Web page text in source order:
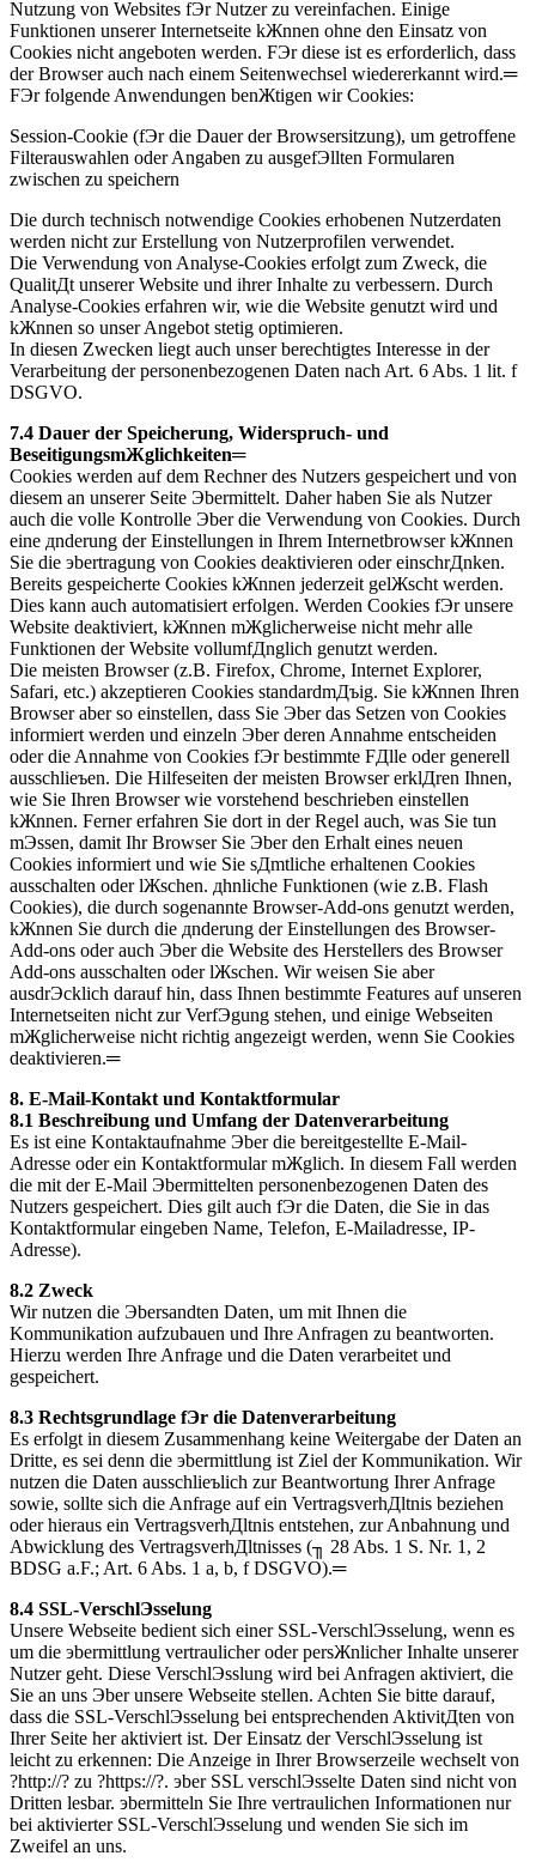
Nutzung von Websites fЭr Nutzer zu vereinfachen. Einige
Funktionen unserer Internetseite kЖnnen ohne den Einsatz von
Cookies nicht angeboten werden. FЭr diese ist es erforderlich, dass
der Browser auch nach einem Seitenwechsel wiedererkannt wird.═
FЭr folgende Anwendungen benЖtigen wir Cookies:
Session-Cookie (fЭr die Dauer der Browsersitzung), um getroffene
Filterauswahlen oder Angaben zu ausgefЭllten Formularen
zwischen zu speichern
Die durch technisch notwendige Cookies erhobenen Nutzerdaten
werden nicht zur Erstellung von Nutzerprofilen verwendet.
Die Verwendung von Analyse-Cookies erfolgt zum Zweck, die
QualitДt unserer Website und ihrer Inhalte zu verbessern. Durch
Analyse-Cookies erfahren wir, wie die Website genutzt wird und
kЖnnen so unser Angebot stetig optimieren.
In diesen Zwecken liegt auch unser berechtigtes Interesse in der
Verarbeitung der personenbezogenen Daten nach Art. 6 Abs. 1 lit. f
DSGVO.
7.4 Dauer der Speicherung, Widerspruch- und
BeseitigungsmЖglichkeiten═
Cookies werden auf dem Rechner des Nutzers gespeichert und von
diesem an unserer Seite Эbermittelt. Daher haben Sie als Nutzer
auch die volle Kontrolle Эber die Verwendung von Cookies. Durch
eine дnderung der Einstellungen in Ihrem Internetbrowser kЖnnen
Sie die эbertragung von Cookies deaktivieren oder einschrДnken.
Bereits gespeicherte Cookies kЖnnen jederzeit gelЖscht werden.
Dies kann auch automatisiert erfolgen. Werden Cookies fЭr unsere
Website deaktiviert, kЖnnen mЖglicherweise nicht mehr alle
Funktionen der Website vollumfДnglich genutzt werden.
Die meisten Browser (z.B. Firefox, Chrome, Internet Explorer,
Safari, etc.) akzeptieren Cookies standardmДъig. Sie kЖnnen Ihren
Browser aber so einstellen, dass Sie Эber das Setzen von Cookies
informiert werden und einzeln Эber deren Annahme entscheiden
oder die Annahme von Cookies fЭr bestimmte FДlle oder generell
ausschlieъen. Die Hilfeseiten der meisten Browser erklДren Ihnen,
wie Sie Ihren Browser wie vorstehend beschrieben einstellen
kЖnnen. Ferner erfahren Sie dort in der Regel auch, was Sie tun
mЭssen, damit Ihr Browser Sie Эber den Erhalt eines neuen
Cookies informiert und wie Sie sДmtliche erhaltenen Cookies
ausschalten oder lЖschen. дhnliche Funktionen (wie z.B. Flash
Cookies), die durch sogenannte Browser-Add-ons genutzt werden,
kЖnnen Sie durch die дnderung der Einstellungen des Browser-
Add-ons oder auch Эber die Website des Herstellers des Browser
Add-ons ausschalten oder lЖschen. Wir weisen Sie aber
ausdrЭcklich darauf hin, dass Ihnen bestimmte Features auf unseren
Internetseiten nicht zur VerfЭgung stehen, und einige Webseiten
mЖglicherweise nicht richtig angezeigt werden, wenn Sie Cookies
deaktivieren.═
8. E-Mail-Kontakt und Kontaktformular
8.1 Beschreibung und Umfang der Datenverarbeitung
Es ist eine Kontaktaufnahme Эber die bereitgestellte E-Mail-
Adresse oder ein Kontaktformular mЖglich. In diesem Fall werden
die mit der E-Mail Эbermittelten personenbezogenen Daten des
Nutzers gespeichert. Dies gilt auch fЭr die Daten, die Sie in das
Kontaktformular eingeben Name, Telefon, E-Mailadresse, IP-
Adresse).
8.2 Zweck
Wir nutzen die Эbersandten Daten, um mit Ihnen die
Kommunikation aufzubauen und Ihre Anfragen zu beantworten.
Hierzu werden Ihre Anfrage und die Daten verarbeitet und
gespeichert.
8.3 Rechtsgrundlage fЭr die Datenverarbeitung
Es erfolgt in diesem Zusammenhang keine Weitergabe der Daten an
Dritte, es sei denn die эbermittlung ist Ziel der Kommunikation. Wir
nutzen die Daten ausschlieъlich zur Beantwortung Ihrer Anfrage
sowie, sollte sich die Anfrage auf ein VertragsverhДltnis beziehen
oder hieraus ein VertragsverhДltnis entstehen, zur Anbahnung und
Abwicklung des VertragsverhДltnisses (╖ 28 Abs. 1 S. Nr. 1, 2
BDSG a.F.; Art. 6 Abs. 1 a, b, f DSGVO).═
8.4 SSL-VerschlЭsselung
Unsere Webseite bedient sich einer SSL-VerschlЭsselung, wenn es
um die эbermittlung vertraulicher oder persЖnlicher Inhalte unserer
Nutzer geht. Diese VerschlЭsslung wird bei Anfragen aktiviert, die
Sie an uns Эber unsere Webseite stellen. Achten Sie bitte darauf,
dass die SSL-VerschlЭsselung bei entsprechenden AktivitДten von
Ihrer Seite her aktiviert ist. Der Einsatz der VerschlЭsselung ist
leicht zu erkennen: Die Anzeige in Ihrer Browserzeile wechselt von
?http://? zu ?https://?. эber SSL verschlЭsselte Daten sind nicht von
Dritten lesbar. эbermitteln Sie Ihre vertraulichen Informationen nur
bei aktivierter SSL-VerschlЭsselung und wenden Sie sich im
Zweifel an uns.